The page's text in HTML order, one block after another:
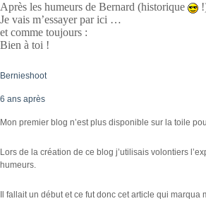
Après les humeurs de Bernard (historique
Je vais m’essayer par ici …
et comme toujours :
Bien à toi !
Bernieshoot
6 ans après
Mon premier blog n’est plus disponible sur la toile
Lors de la création de ce blog j’utilisais volontiers
humeurs.
Il fallait un début et ce fut donc cet article qui